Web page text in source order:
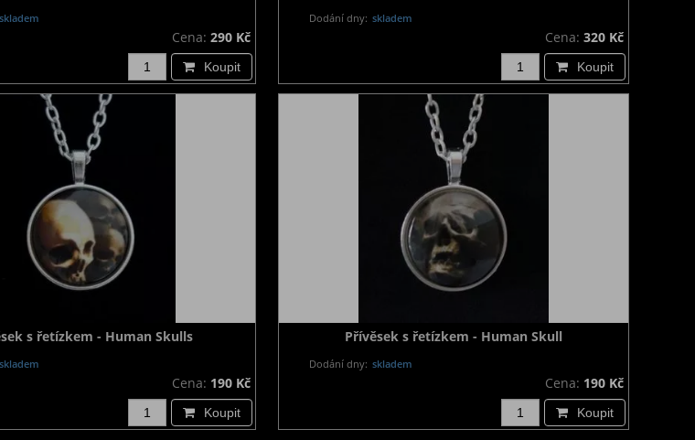
skladem
Cena: 290 Kč
Koupit
Dodání dny: skladem
Cena: 320 Kč
Koupit
s řetízkem - Human Skulls
skladem
Cena: 190 Kč
Koupit
Přívěsek s řetízkem - Human Skull
Dodání dny: skladem
Cena: 190 Kč
Koupit